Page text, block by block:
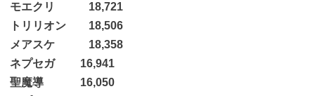
モエクリ 18,721
トリリオン 18,506
メアスケ 18,358
ネプセガ 16,941
聖魔導 16,050